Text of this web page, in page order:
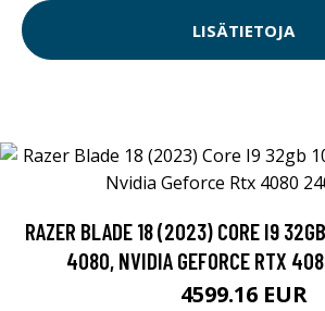
LISÄTIETOJA
RAZER BLADE 18 (2023) CORE I9
4080, NVIDIA GEFORCE RTX
4599.16 EUR